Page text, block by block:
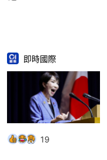
即時國際
19